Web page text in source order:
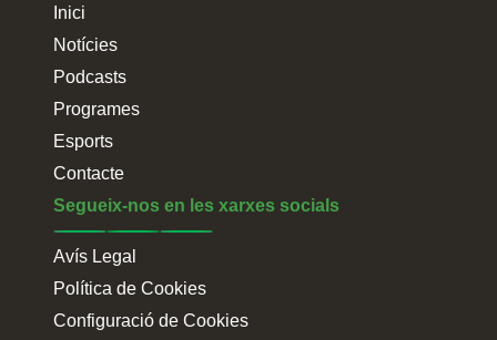
Inici
Notícies
Podcasts
Programes
Esports
Contacte
Segueix-nos en les xarxes socials
Avís Legal
Política de Cookies
Configuració de Cookies